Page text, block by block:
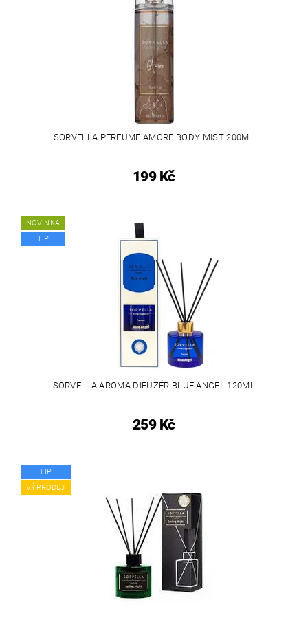
SORVELLA PERFUME AMORE BODY MIST 200ML
199 Kč
NOVINKA
TIP
SORVELLA AROMA DIFUZÉR BLUE ANGEL 120ML
259 Kč
TIP
VÝPRODEJ